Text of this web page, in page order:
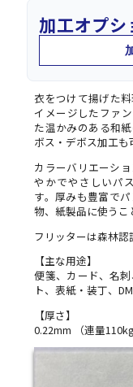
加工オプシ
衣をつけて揚げた
イメージしたファ
た温かみのある和
ボス・デボス加工も
カラーバリエーシ
やかでやさしいパ
す。厚みも豊富で
物、紙製品に使うこ
フリッターは森林認
【主な用途】
便箋、カード、名
ト、表紙・装丁、
【厚さ】
0.22mm （連量110kg